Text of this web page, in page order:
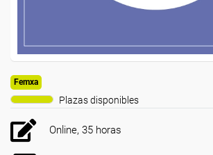
Femxa
Plazas disponibles
Online, 35 horas